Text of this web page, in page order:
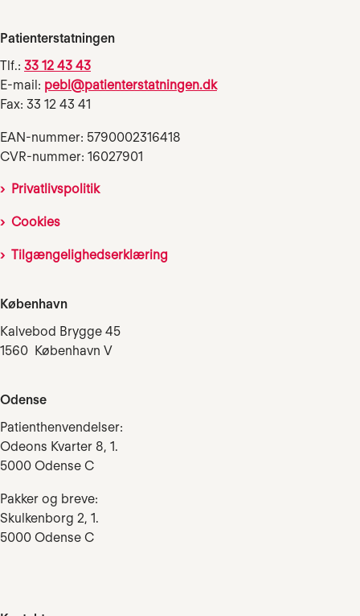
Patienterstatningen
Tlf.: 33 12 43 43
E-mail: pebl@patienterstatningen.dk
Fax: 33 12 43 41
EAN-nummer: 5790002316418
CVR-nummer: 16027901
Privatlivspolitik
Cookies
Tilgængelighedserklæring
København
Kalvebod Brygge 45
1560 København V
Odense
Patienthenvendelser:
Odeons Kvarter 8, 1.
5000 Odense C
Pakker og breve:
Skulkenborg 2, 1.
5000 Odense C